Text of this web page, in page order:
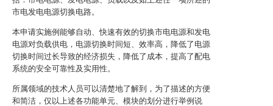
市电发电电源切换电路。
本申请实施例能够自动、快速有效的切换市电电源和发电
电源对负载供电，电源切换时间短、效率高，降低了电源
切换时间过长导致的经济损失，降低了成本，提高了配电
系统的安全可靠性及实用性。
所属领域的技术人员可以清楚地了解到，为了描述的方便
和简洁，仅以上述各功能单元、模块的划分进行举例说